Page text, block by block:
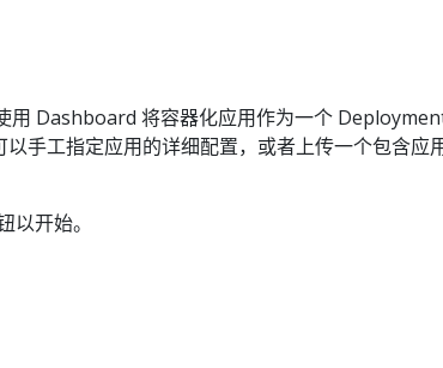
用 Dashboard 将容器化应用作为一个
手工指定应用的详细配置，或者上传一个包含应
以开始。